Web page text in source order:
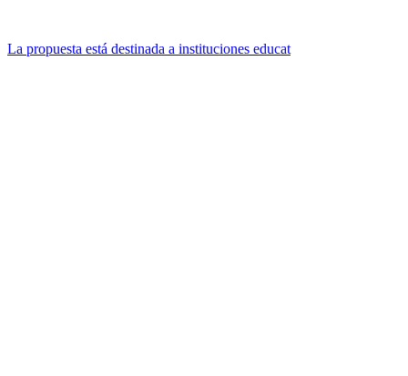
La propuesta está destinada a instituciones educat